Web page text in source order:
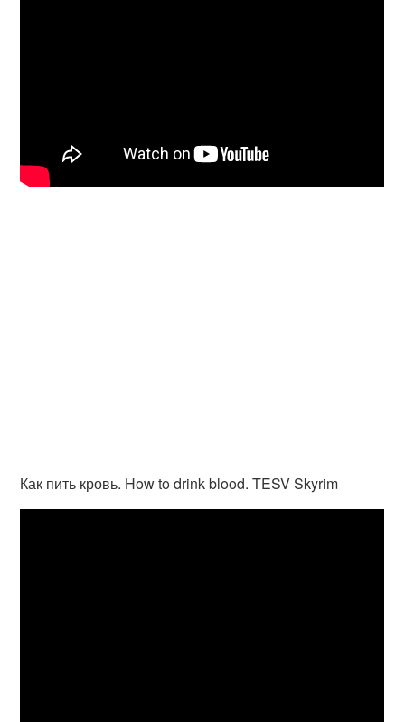
Как пить кровь. How to drink blood. TESV Skyrim